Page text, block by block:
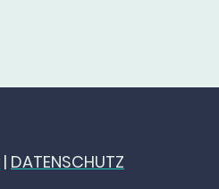
| DATENSCHUTZ